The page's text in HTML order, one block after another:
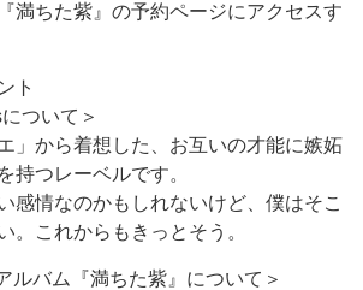
満ちた紫』の予約ページにアクセスす
ト
ついて＞
」から着想した、お互いの才能に嫉妬
持つレーベルです。
感情なのかもしれないけど、僕はそこ
。これからもきっとそう。
ルバム『満ちた紫』について＞